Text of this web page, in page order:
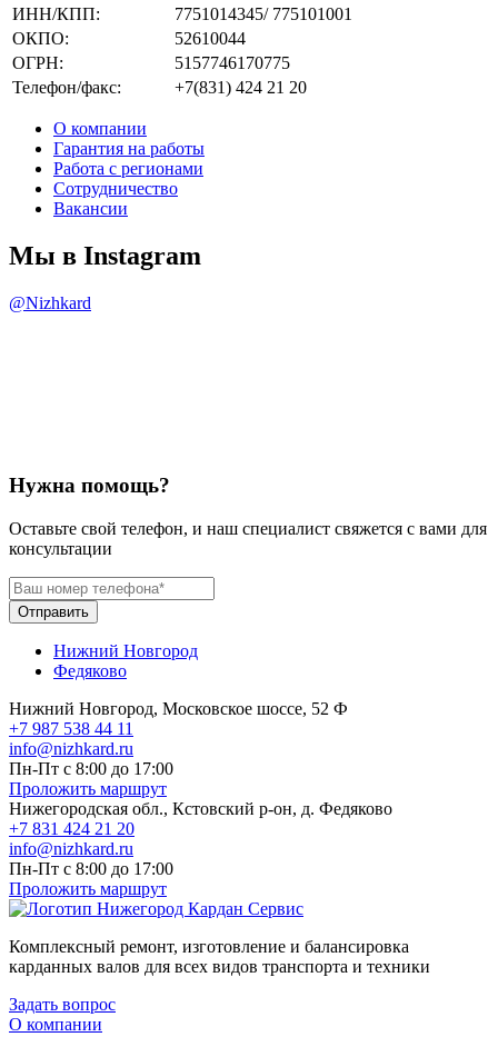
ИНН/КПП:
7751014345/ 775101001
ОКПО:
52610044
ОГРН:
5157746170775
Телефон/факс:
+7(831) 424 21 20
О компании
Гарантия на работы
Работа с регионами
Сотрудничество
Вакансии
Мы в Instagram
@Nizhkard
Нужна помощь?
Оставьте свой телефон, и наш специалист свяжется с вами для
консультации
Отправить
Нижний Новгород
Федяково
Нижний Новгород, Московское шоссе, 52 Ф
+7 987 538 44 11
info@nizhkard.ru
Пн-Пт с 8:00 до 17:00
Проложить маршрут
Нижегородская обл., Кстовский р-он, д. Федяково
+7 831 424 21 20
info@nizhkard.ru
Пн-Пт с 8:00 до 17:00
Проложить маршрут
Комплексный ремонт, изготовление и балансировка
карданных валов для всех видов транспорта и техники
Задать вопрос
О компании